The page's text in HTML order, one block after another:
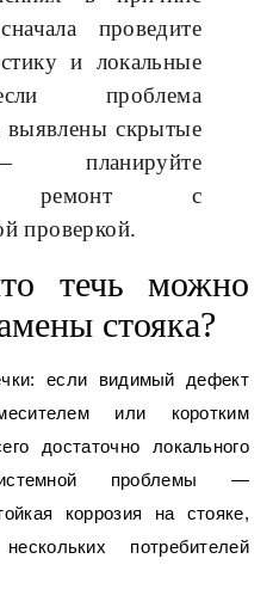
проведите
и локальные
проблема
выявлены скрытые
ремонт с
проверкой.
течь можно
стояка?
если видимый дефект
или коротким
достаточно локального
проблемы —
коррозия на стояке,
потребителей